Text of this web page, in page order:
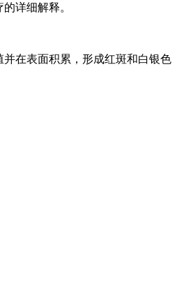
详细解释。
在表面积累，形成红斑和白银色